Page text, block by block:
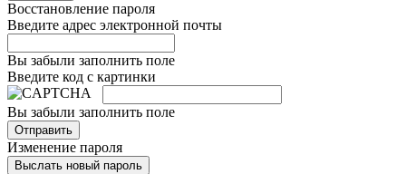
Восстановление пароля
Введите адрес электронной почты
Вы забыли заполнить поле
Введите код с картинки
Вы забыли заполнить поле
Отправить
Изменение пароля
Выслать новый пароль